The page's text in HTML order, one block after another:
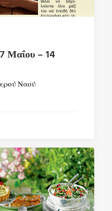
Μαΐου – 14
Ναού